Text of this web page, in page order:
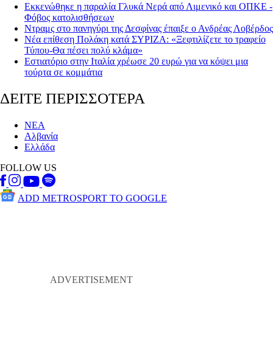
Εκκενώθηκε η παραλία Γλυκά Νερά από Λιμενικό και ΟΠΚΕ -
Φόβος κατολισθήσεων
Ντραμς στο πανηγύρι της Δεσφίνας έπαιξε ο Ανδρέας Λοβέρδος
Νέα επίθεση Πολάκη κατά ΣΥΡΙΖΑ: «Ξεφτιλίζετε το τραφείο
Τύπου-Θα πέσει πολύ κλάμα»
Εστιατόριο στην Ιταλία χρέωσε 20 ευρώ για να κόψει μια
τούρτα σε κομμάτια
ΔΕΙΤΕ ΠΕΡΙΣΣΟΤΕΡΑ
ΝΕΑ
Αλβανία
Ελλάδα
FOLLOW US
ADD METROSPORT TO GOOGLE